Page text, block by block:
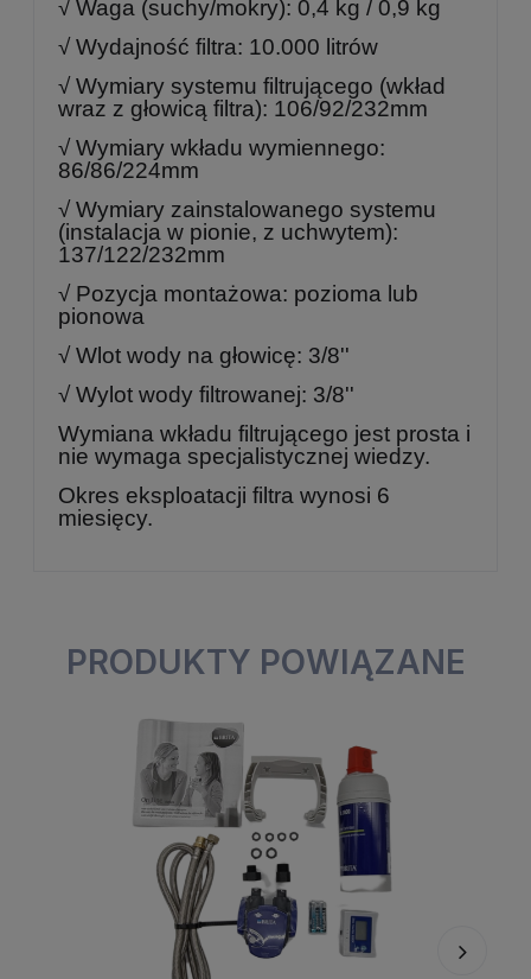
√ Waga (suchy/mokry): 0,4 kg / 0,9 kg
√ Wydajność filtra: 10.000 litrów
√ Wymiary systemu filtrującego (wkład
wraz z głowicą filtra): 106/92/232mm
√ Wymiary wkładu wymiennego:
86/86/224mm
√ Wymiary zainstalowanego systemu
(instalacja w pionie, z uchwytem):
137/122/232mm
√ Pozycja montażowa: pozioma lub
pionowa
√ Wlot wody na głowicę: 3/8''
√ Wylot wody filtrowanej: 3/8''
Wymiana wkładu filtrującego jest prosta i
nie wymaga specjalistycznej wiedzy.
Okres eksploatacji filtra wynosi 6
miesięcy.
PRODUKTY POWIĄZANE